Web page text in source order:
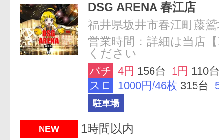
DSG ARENA 春江店
福井県坂井市春江町藤
営業時間：詳細は当店
ください
パチ 4円 156台 1円 110台
スロ
1000円/46枚 315台
駐車場
NEW 1時間以内